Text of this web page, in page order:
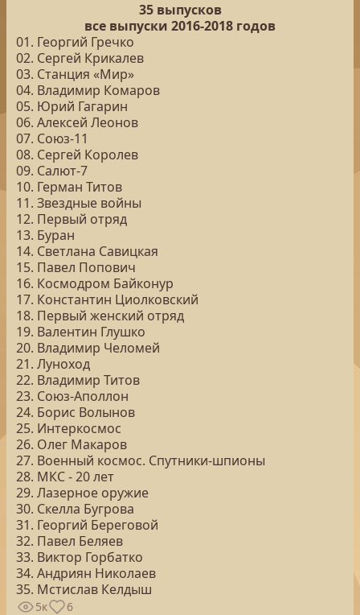
35 выпусков
все выпуски 2016-2018 годов
01. Георгий Гречко
02. Сергей Крикалев
03. Станция «Мир»
04. Владимир Комаров
05. Юрий Гагарин
06. Алексей Леонов
07. Союз-11
08. Сергей Королев
09. Салют-7
10. Герман Титов
11. Звездные войны
12. Первый отряд
13. Буран
14. Светлана Савицкая
15. Павел Попович
16. Космодром Байконур
17. Константин Циолковский
18. Первый женский отряд
19. Валентин Глушко
20. Владимир Челомей
21. Луноход
22. Владимир Титов
23. Союз-Аполлон
24. Борис Волынов
25. Интеркосмос
26. Олег Макаров
27. Военный космос. Спутники-шпионы
28. МКС - 20 лет
29. Лазерное оружие
30. Скелла Бугрова
31. Георгий Береговой
32. Павел Беляев
33. Виктор Горбатко
34. Андриян Николаев
35. Мстислав Келдыш
5к 6